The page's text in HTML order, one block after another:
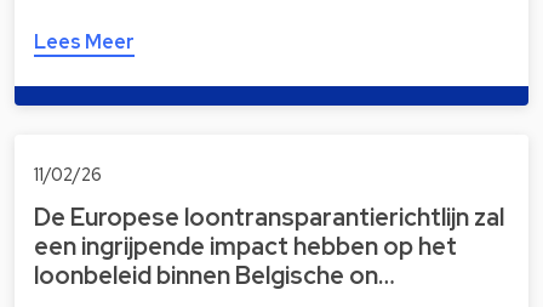
Lees Meer
11/02/26
De Europese loontransparantierichtlijn zal
een ingrijpende impact hebben op het
loonbeleid binnen Belgische on…